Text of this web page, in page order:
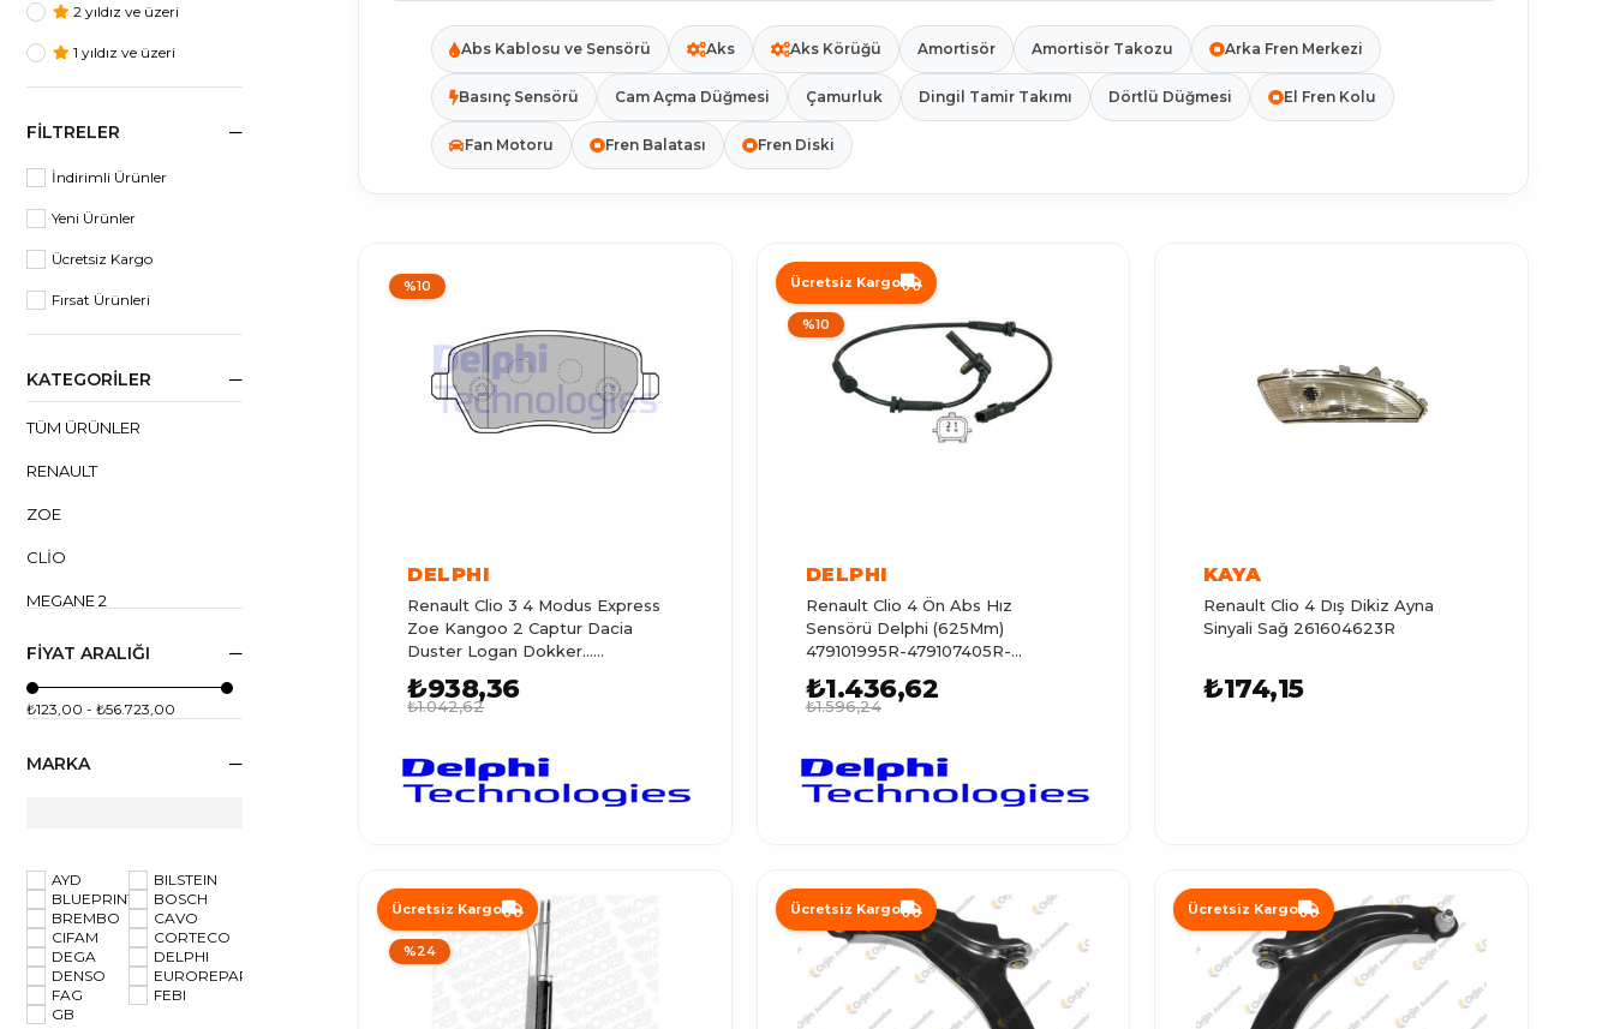
2 yıldız ve üzeri
1 yıldız ve üzeri
FILTRELER
İndirimli Ürünler
Yeni Ürünler
Ücretsiz Kargo
Fırsat Ürünleri
KATEGORILER
TÜM ÜRÜNLER
RENAULT
ZOE
CLIO
MEGANE 2
R9
MEGANE 1
CLIO 2
MASTER 1
CLIO 3
MASTER 2
FIYAT ARALIĞI
₺123,00 - ₺56.723,00
MARKA
AYD
BILSTEIN
BLUEPRINT
BOSCH
BREMBO
CAVO
CIFAM
CORTECO
DEGA
DELPHI
DENSO
EUROREPAR
FAG
FEBI
GB
Abs Kablosu ve Sensörü Aks Aks Körüğü Amortisör Amortisör Takozu Arka Fren Merkezi
Basınç Sensörü Cam Açma Düğmesi Çamurluk Dingil Tamir Takımı Dörtlü Düğmesi El Fren Kolu
Fan Motoru Fren Balatası Fren Diski
DELPHI
Renault Clio 3 4 Modus Express
Zoe Kangoo 2 Captur Dacia
Duster Logan Dokker...
41020Ax6
₺938,36
₺1.042,62
%10
DELPHI
Renault Clio 4 Ön Abs Hız
Sensörü Delphi (625Mm)
479101995R-479107405R-
₺1.436,62
₺1.596,24
Ücretsiz Kargo
%10
KAYA
Renault Clio 4 Dış Dikiz Ayna
Sinyali Sağ 261604623R
₺174,15
Ücretsiz Kargo
%24
Ücretsiz Kargo Ücretsiz Kargo